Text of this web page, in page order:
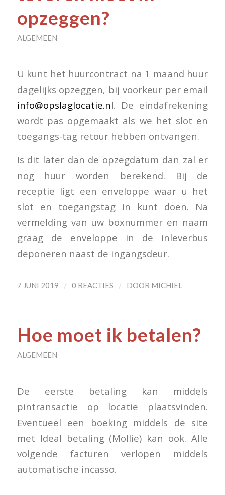
opzeggen?
ALGEMEEN
U kunt het huurcontract na 1 maand huur
dagelijks opzeggen, bij voorkeur per email
info@opslaglocatie.nl. De eindafrekening
wordt pas opgemaakt als we het slot en
toegangs-tag retour hebben ontvangen.
Is dit later dan de opzegdatum dan zal er
nog huur worden berekend. Bij de
receptie ligt een enveloppe waar u het
slot en toegangstag in kunt doen. Na
vermelding van uw boxnummer en naam
graag de enveloppe in de inleverbus
deponeren naast de ingangsdeur.
7 JUNI 2019 / 0 REACTIES / DOOR MICHIEL
Hoe moet ik betalen?
ALGEMEEN
De eerste betaling kan middels
pintransactie op locatie plaatsvinden.
Eventueel een boeking middels de site
met Ideal betaling (Mollie) kan ook. Alle
volgende facturen verlopen middels
automatische incasso.